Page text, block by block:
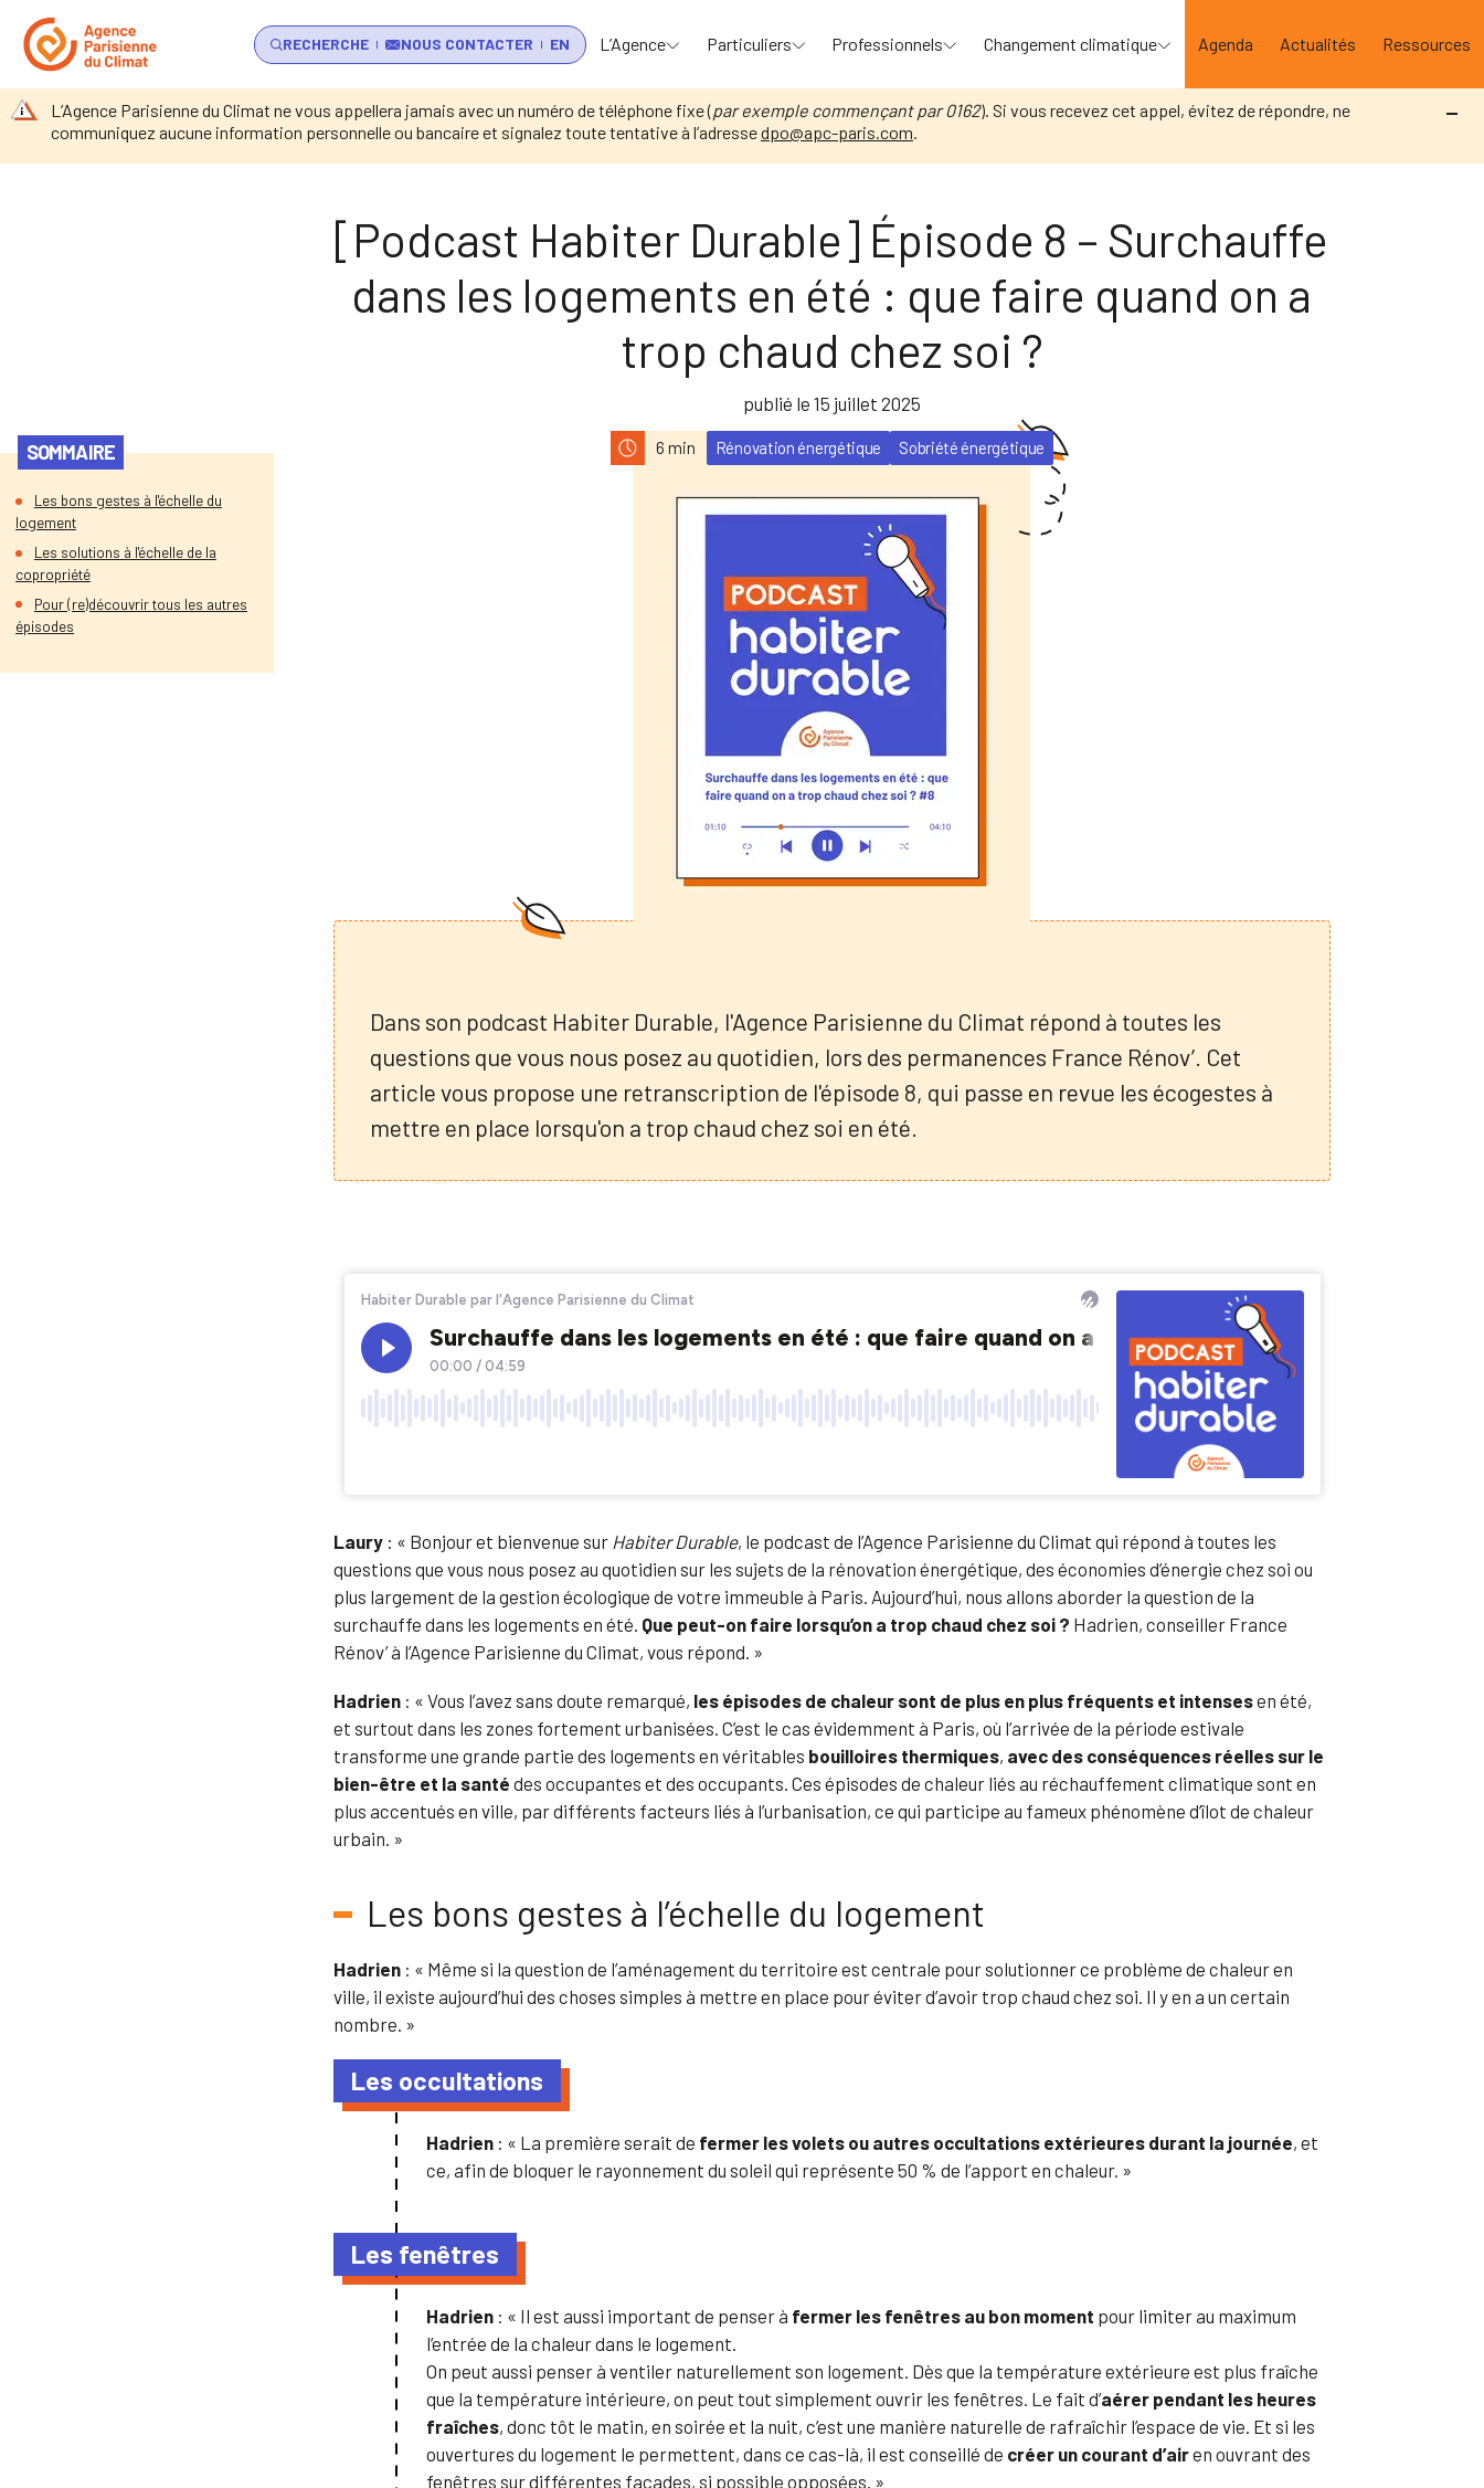
RECHERCHE NOUS CONTACTER EN L’Agence Particuliers Professionnels Changement climatique Agenda Actualités Ressources
L’Agence Parisienne du Climat ne vous appellera jamais avec un numéro de téléphone fixe (par exemple commençant par 0162). Si vous recevez cet appel, évitez de répondre, ne
communiquez aucune information personnelle ou bancaire et signalez toute tentative à l’adressedpo@apc-paris.com.
[Podcast Habiter Durable] Épisode 8 – Surchauffe
dans les logements en été : que faire quand on a
trop chaud chez soi ?
publié le 15 juillet 2025
6 min Rénovation énergétique Sobriété énergétique
Dans son podcast Habiter Durable, l'Agence Parisienne du Climat répond à toutes les
questions que vous nous posez au quotidien, lors des permanences France Rénov’. Cet
article vous propose une retranscription de l'épisode 8, qui passe en revue les écogestes à
mettre en place lorsqu'on a trop chaud chez soi en été.
SOMMAIRE
Les bons gestes à l'échelle du
logement
Les solutions à l'échelle de la
copropriété
Pour (re)découvrir tous les autres
épisodes
Laury : « Bonjour et bienvenue sur Habiter Durable, le podcast de l’Agence Parisienne du Climat qui répond à toutes les
questions que vous nous posez au quotidien sur les sujets de la rénovation énergétique, des économies d’énergie chez soi ou
plus largement de la gestion écologique de votre immeuble à Paris. Aujourd’hui, nous allons aborder la question de la
surchauffe dans les logements en été. Que peut-on faire lorsqu’on a trop chaud chez soi ? Hadrien, conseiller France
Rénov’ à l’Agence Parisienne du Climat, vous répond. »
Hadrien : « Vous l’avez sans doute remarqué, les épisodes de chaleur sont de plus en plus fréquents et intensesen été,
et surtout dans les zones fortement urbanisées. C’est le cas évidemment à Paris, où l’arrivée de la période estivale
transforme une grande partie des logements en véritables bouilloires thermiques, avec des conséquences réelles sur le
bien-être et la santé des occupantes et des occupants. Ces épisodes de chaleur liés au réchauffement climatique sont en
plus accentués en ville, par différents facteurs liés à l’urbanisation, ce qui participe au fameux phénomène d’îlot de chaleur
urbain. »
Les bons gestes à l’échelle du logement
Hadrien : « Même si la question de l’aménagement du territoire est centrale pour solutionner ce problème de chaleur en
ville, il existe aujourd’hui des choses simples à mettre en place pour éviter d’avoir trop chaud chez soi. Il y en a un certain
nombre. »
Les occultations
Hadrien : « La première serait de fermer les volets ou autres occultations extérieures durant la journée, et
ce, afin de bloquer le rayonnement du soleil qui représente 50 % de l’apport en chaleur. »
Les fenêtres
Hadrien : « Il est aussi important de penser à fermer les fenêtres au bon moment pour limiter au maximum
l’entrée de la chaleur dans le logement.
On peut aussi penser à ventiler naturellement son logement. Dès que la température extérieure est plus fraîche
que la température intérieure, on peut tout simplement ouvrir les fenêtres. Le fait d’aérer pendant les heures
fraîches, donc tôt le matin, en soirée et la nuit, c’est une manière naturelle de rafraîchir l’espace de vie. Et si les
ouvertures du logement le permettent, dans ce cas-là, il est conseillé de créer un courant d’airen ouvrant des
fenêtres sur différentes façades, si possible opposées. »